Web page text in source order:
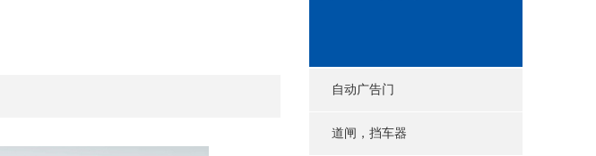
自动广告门
道闸，挡车器